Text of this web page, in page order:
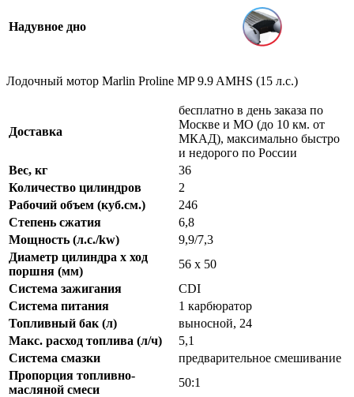
Надувное дно
Лодочный мотор Marlin Proline MP 9.9 AMHS (15 л.с.)
Доставка
бесплатно в день заказа по
Москве и МО (до 10 км. от
МКАД), максимально быстро
и недорого по России
Вес, кг
36
Количество цилиндров
2
Рабочий объем (куб.см.)
246
Степень сжатия
6,8
Мощность (л.с./kw)
9,9/7,3
Диаметр цилиндра х ход
поршня (мм)
56 х 50
Система зажигания
CDI
Система питания
1 карбюратор
Топливный бак (л)
выносной, 24
Макс. расход топлива (л/ч)
5,1
Система смазки
предварительное смешивание
Пропорция топливно-
масляной смеси
50:1